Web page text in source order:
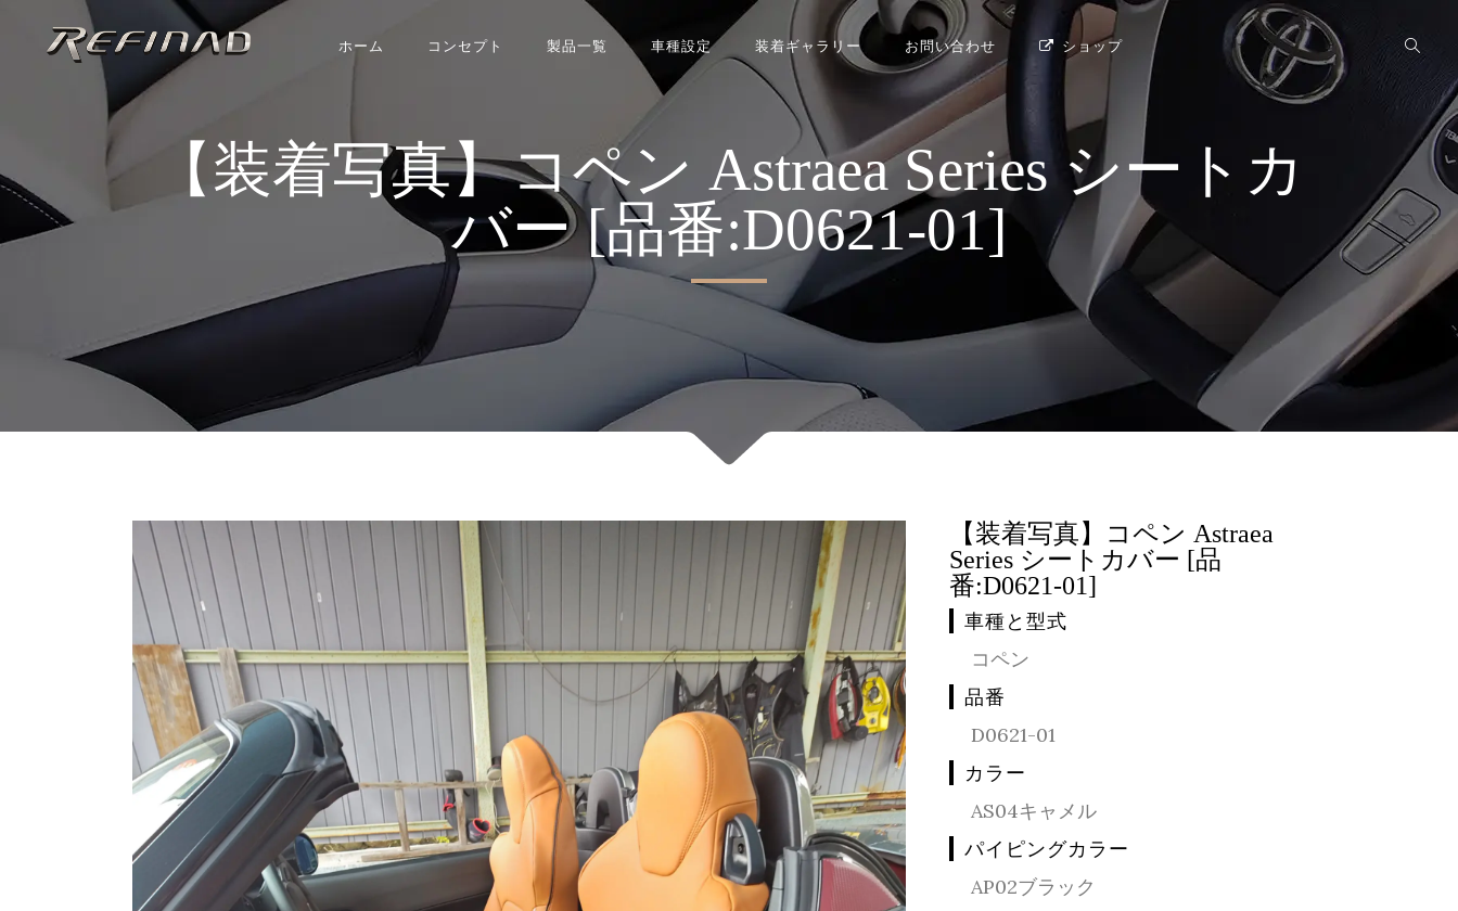
ホーム コンセプト 製品一覧 車種設定 装着ギャラリー お問い合わせ ショップ
【装着写真】コペン Astraea Series シートカ
バー [品番:D0621-01]
【装着写真】コペン Astraea
Series シートカバー [品
番:D0621-01]
車種と型式
コペン
品番
D0621-01
カラー
AS04キャメル
パイピングカラー
AP02ブラック